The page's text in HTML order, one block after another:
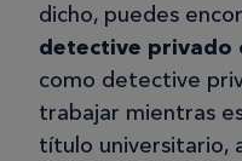
dicho, puedes
detective privado
como detective
trabajar mientras
título universitario,